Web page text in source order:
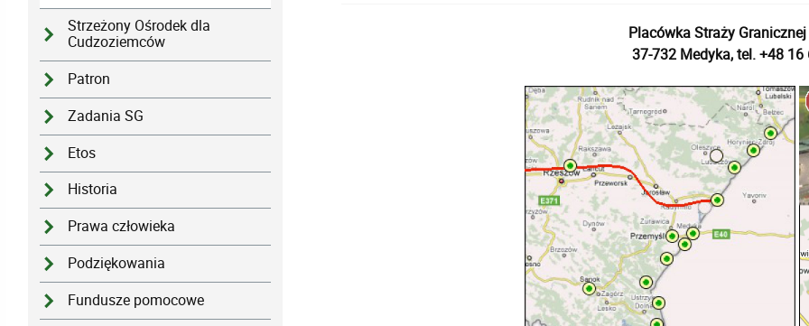
Strzeżony Ośrodek dla
Cudzoziemców
Patron
Zadania SG
Etos
Historia
Prawa człowieka
Podziękowania
Fundusze pomocowe
Placówka Straży
37-732 Medyka, tel. +48 16